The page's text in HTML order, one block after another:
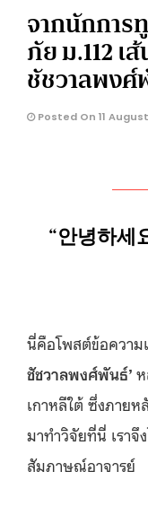
จากนักการ
ภัย ม.112 เ
ชัชวาลพงศ์
Posted On 11
“안녕하
นี่คือโพสต์ข้อความ
ชัชวาลพงศ์พันธ์’
เกาหลีใต้ ซึ่งภายห
มาทำวิจัยที่นี่ เรา
สัมภาษณ์อาจารย์